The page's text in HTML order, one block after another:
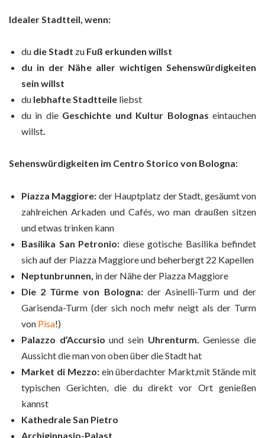
Idealer Stadtteil, wenn:
du die Stadt zu Fuß erkunden willst
du in der Nähe aller wichtigen Sehenswürdigkeiten
sein willst
du lebhafte Stadtteile liebst
du in die Geschichte und Kultur Bolognas eintauchen
willst.
Sehenswürdigkeiten im Centro Storico von Bologna:
Piazza Maggiore: der Hauptplatz der Stadt, gesäumt von
zahlreichen Arkaden und Cafés, wo man draußen sitzen
und etwas trinken kann
Basilika San Petronio: diese gotische Basilika befindet
sich auf der Piazza Maggiore und beherbergt 22 Kapellen
Neptunbrunnen, in der Nähe der Piazza Maggiore
Die 2 Türme von Bologna: der Asinelli-Turm und der
Garisenda-Turm (der sich noch mehr neigt als der Turm
von Pisa!)
Palazzo d’Accursio und sein Uhrenturm.Geniesse die
Aussicht die man von oben über die Stadt hat
Market di Mezzo:ein überdachter Markt,mit Stände mit
typischen Gerichten, die du direkt vor Ort genießen
kannst
Kathedrale San Pietro
Archiginnasio-Palast